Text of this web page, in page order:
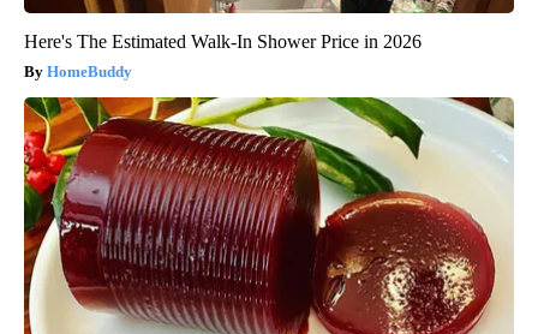
Here's The Estimated Walk-In Shower Price in 2026
HomeBuddy